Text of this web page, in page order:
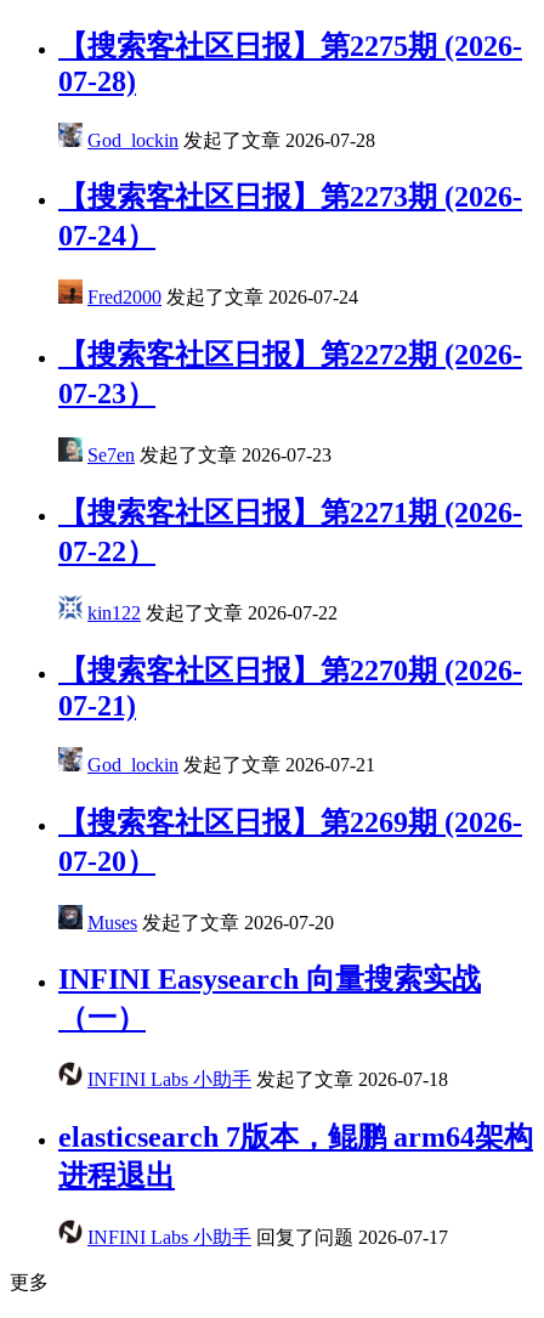
【搜索客社区日报】第2275期 (2026-
07-28)
God_lockin 发起了文章 2026-07-28
【搜索客社区日报】第2273期 (2026-
07-24）
Fred2000 发起了文章 2026-07-24
【搜索客社区日报】第2272期 (2026-
07-23）
Se7en 发起了文章 2026-07-23
​【搜索客社区日报】第2271期 (2026-
07-22）
kin122 发起了文章 2026-07-22
【搜索客社区日报】第2270期 (2026-
07-21)
God_lockin 发起了文章 2026-07-21
【搜索客社区日报】第2269期 (2026-
07-20）
Muses 发起了文章 2026-07-20
INFINI Easysearch 向量搜索实战
（一）
INFINI Labs 小助手 发起了文章 2026-07-18
elasticsearch 7版本，鲲鹏 arm64架构
进程退出
INFINI Labs 小助手 回复了问题 2026-07-17
更多